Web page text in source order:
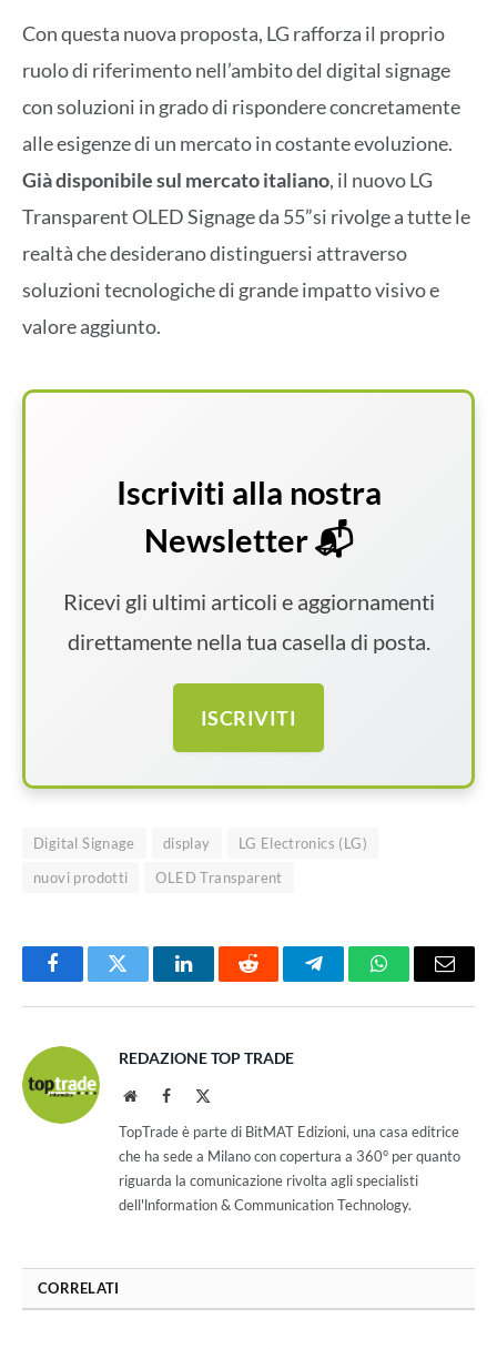
Con questa nuova proposta, LG rafforza il proprio
ruolo di riferimento nell’ambito del digital signage
con soluzioni in grado di rispondere concretamente
alle esigenze di un mercato in costante evoluzione.
Già disponibile sul mercato italiano, il nuovo LG
Transparent OLED Signage da 55”si rivolge a tutte le
realtà che desiderano distinguersi attraverso
soluzioni tecnologiche di grande impatto visivo e
valore aggiunto.
Iscriviti alla nostra
Newsletter 📬
Ricevi gli ultimi articoli e aggiornamenti
direttamente nella tua casella di posta.
ISCRIVITI
Digital Signage display
LG Electronics (LG)
nuovi prodotti
OLED Transparent
FacebookTwitter LinkedInReddit TelegramWhatsAppEmail
REDAZIONE TOP TRADE
WebsiteFacebook
TopTrade è parte di BitMAT Edizioni, una casa editrice
che ha sede a Milano con copertura a 360° per quanto
riguarda la comunicazione rivolta agli specialisti
dell'lnformation & Communication Technology.
CORRELATI